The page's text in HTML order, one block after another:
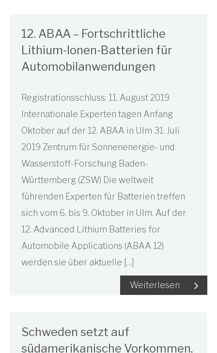
12. ABAA – Fortschrittliche
Lithium-Ionen-Batterien für
Automobilanwendungen
Registrationsschluss: 11. August 2019
Internationale Experten tagen Anfang
Oktober auf der 12. ABAA in Ulm 31. Juli
2019 Zentrum für Sonnenenergie- und
Wasserstoff-Forschung Baden-
Württemberg (ZSW) Die weltweit
führenden Experten für Batterien treffen
sich vom 6. bis 9. Oktober in Ulm. Auf der
12. Advanced Lithium Batteries for
Automobile Applications (ABAA 12)
werden sie über aktuelle […]
Weiterlesen
Schweden setzt auf
südamerikanische Vorkommen,